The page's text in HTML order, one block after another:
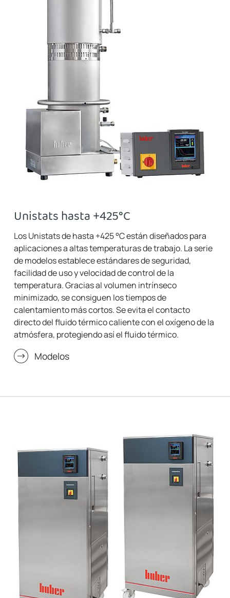
Unistats hasta +425°C
Los Unistats de hasta +425 °C están diseñados para
aplicaciones a altas temperaturas de trabajo. La serie
de modelos establece estándares de seguridad,
facilidad de uso y velocidad de control de la
temperatura. Gracias al volumen intrínseco
minimizado, se consiguen los tiempos de
calentamiento más cortos. Se evita el contacto
directo del fluido térmico caliente con el oxígeno de la
atmósfera, protegiendo así el fluido térmico.
Modelos